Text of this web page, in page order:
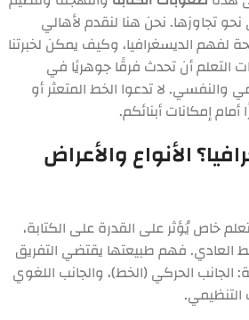
تجاوزها. نحن هنا لنقدم لأهالي
لفهم الديسغرافيا، وكيف يمكن لخبرتنا
التعلم أن تحدث فرقًا جوهريًا في
والنفسي. لا تدعوا الخط المتعثر أو
إمكانات أبنائكم.
الأنواع والأعراض
خاص يُؤثر على القدرة على الكتابة،
العادي. فهم طبيعتها يقتضي التفريق
الجانب الحركي (الخط)، والجانب اللغوي
التنظيمي.